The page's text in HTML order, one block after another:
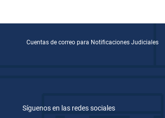
Cuentas de correo para Notificaciones Judiciales
Síguenos en las redes sociales